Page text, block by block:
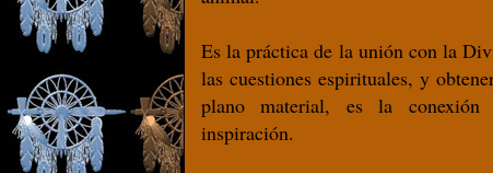
Es la práctica de la unión con la
las cuestiones espirituales, y
plano material, es la
inspiración.